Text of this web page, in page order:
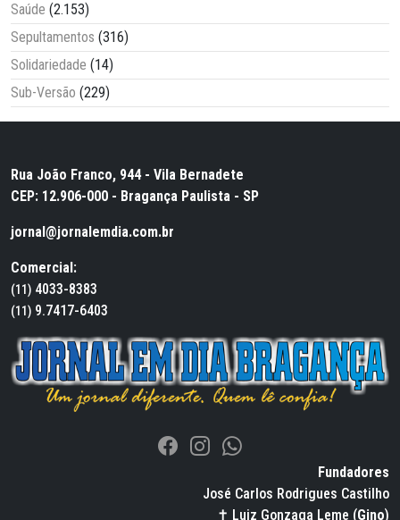
Saúde (2.153)
Sepultamentos (316)
Solidariedade (14)
Sub-Versão (229)
Rua João Franco, 944 - Vila Bernadete
CEP: 12.906-000 - Bragança Paulista - SP
jornal@jornalemdia.com.br
Comercial:
(11) 4033-8383
(11) 9.7417-6403
Fundadores
José Carlos Rodrigues Castilho
✝ Luiz Gonzaga Leme (Gino)